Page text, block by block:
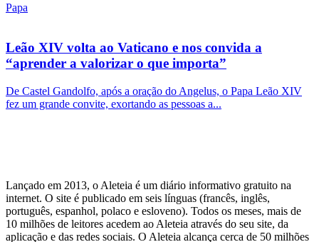
Papa
Leão XIV volta ao Vaticano e nos convida a
“aprender a valorizar o que importa”
De Castel Gandolfo, após a oração do Angelus, o Papa Leão XIV
fez um grande convite, exortando as pessoas a...
Lançado em 2013, o Aleteia é um diário informativo gratuito na
internet. O site é publicado em seis línguas (francês, inglês,
português, espanhol, polaco e esloveno). Todos os meses, mais de
10 milhões de leitores acedem ao Aleteia através do seu site, da
aplicação e das redes sociais. O Aleteia alcança cerca de 50 milhões